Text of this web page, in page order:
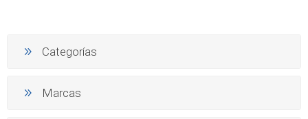
Categorías
Marcas